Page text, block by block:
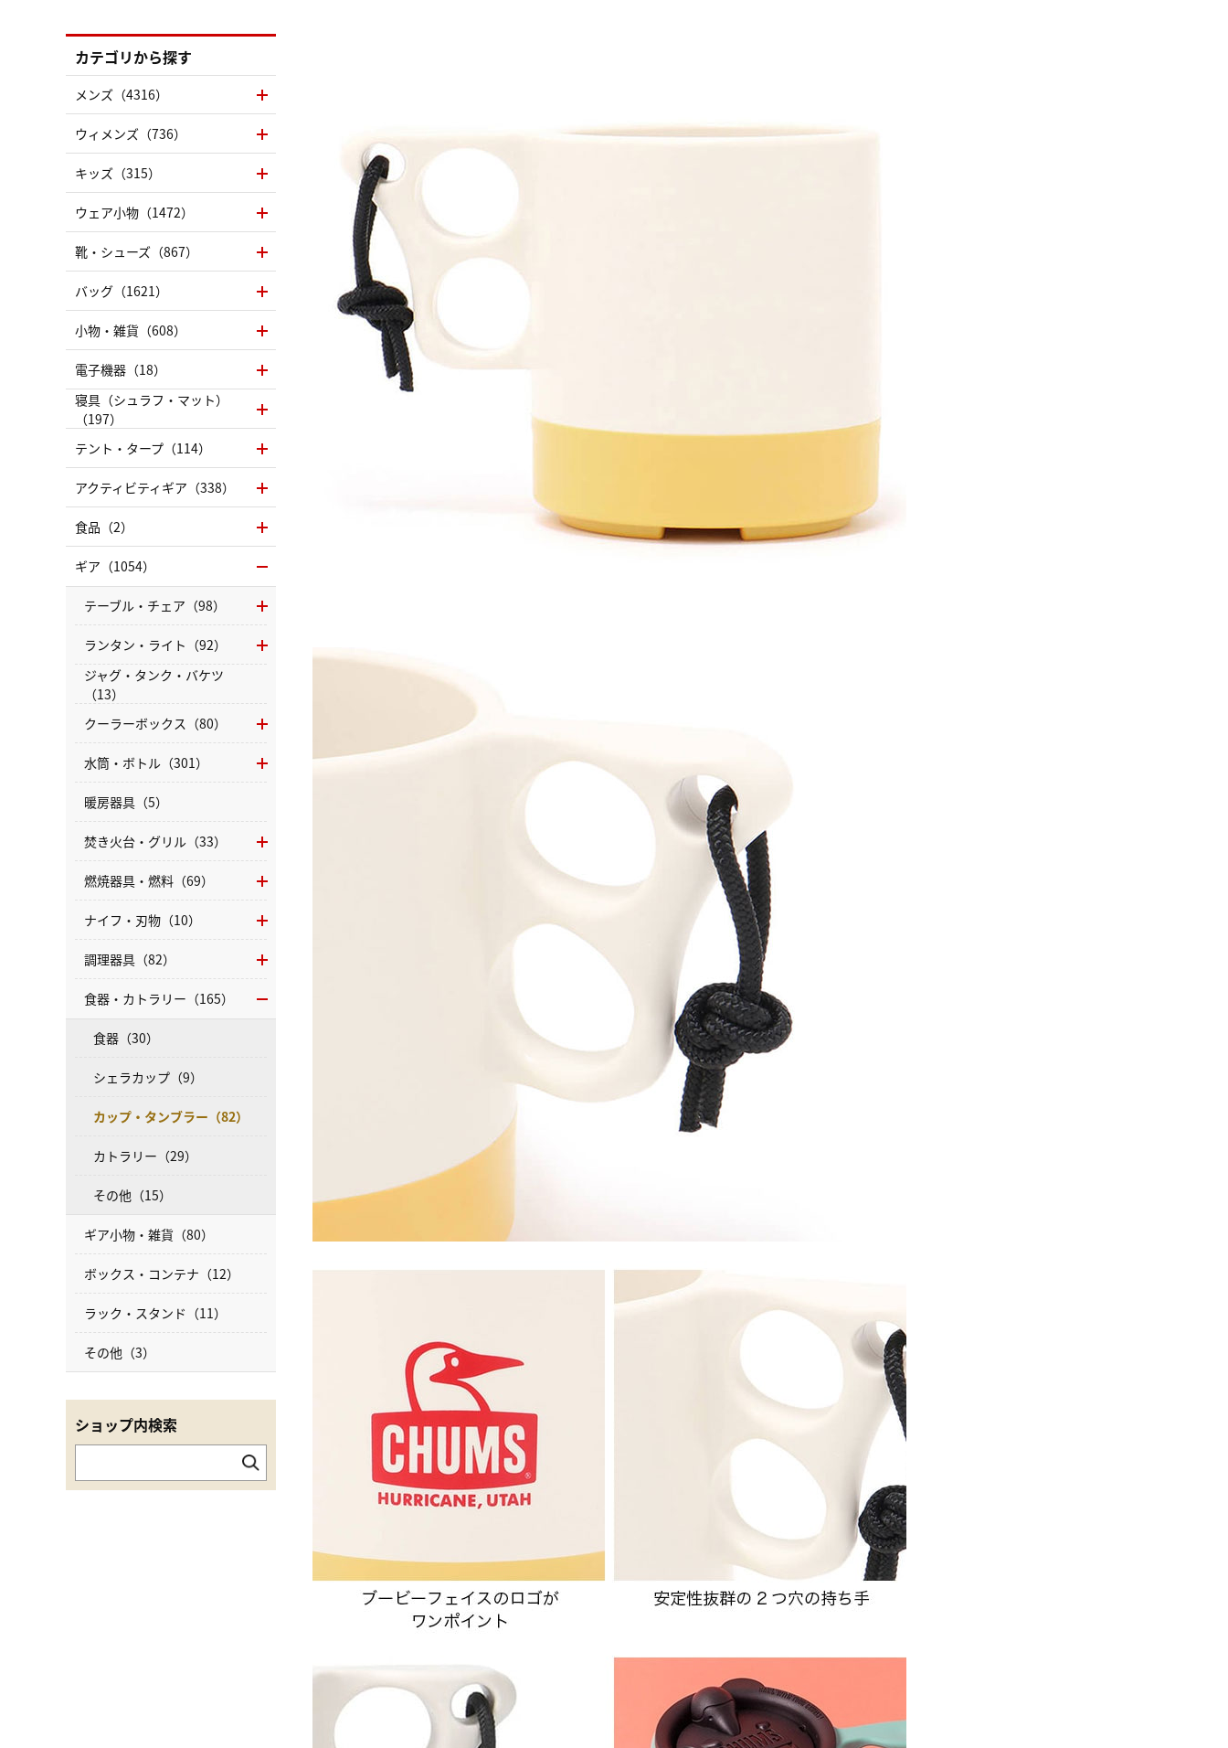
カテゴリから探す
メンズ（4316）
ウィメンズ（736）
キッズ（315）
ウェア小物（1472）
靴・シューズ（867）
バッグ（1621）
小物・雑貨（608）
電子機器（18）
寝具（シュラフ・マット）
（197）
テント・タープ（114）
アクティビティギア（338）
食品（2）
ギア（1054）
テーブル・チェア（98）
ランタン・ライト（92）
ジャグ・タンク・バケツ
（13）
クーラーボックス（80）
水筒・ボトル（301）
暖房器具（5）
焚き火台・グリル（33）
燃焼器具・燃料（69）
ナイフ・刃物（10）
調理器具（82）
食器・カトラリー（165）
食器（30）
シェラカップ（9）
カップ・タンブラー（82）
カトラリー（29）
その他（15）
ギア小物・雑貨（80）
ボックス・コンテナ（12）
ラック・スタンド（11）
その他（3）
ショップ内検索